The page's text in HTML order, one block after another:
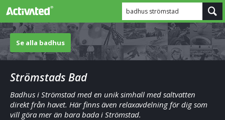
badhus strömstad
Se alla badhus
Strömstads Bad
Badhus i Strömstad med en unik simhall med saltvatten
direkt från havet. Här finns även relaxavdelning för dig som
vill göra mer än bara bada i Strömstad.